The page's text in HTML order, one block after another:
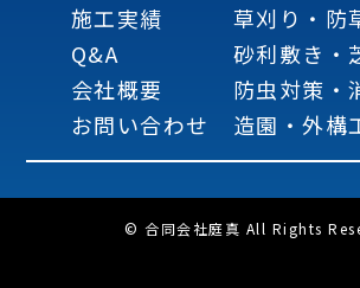
施工実績
Q&A
会社概要
お問い合わせ
草刈り・防
砂利敷き・
防虫対策・
造園・外構
© 合同会社庭真 All Rights